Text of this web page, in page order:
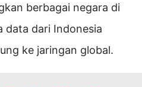
berbagai negara di
data dari Indonesia
ke jaringan global.